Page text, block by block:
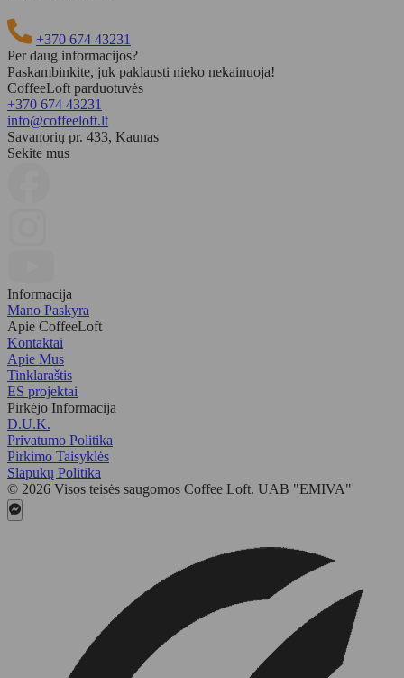
+370 674 43231
Per daug informacijos?
Paskambinkite, juk paklausti nieko nekainuoja!
CoffeeLoft parduotuvės
+370 674 43231
info@coffeeloft.lt
Savanorių pr. 433, Kaunas
Sekite mus
Informacija
Mano Paskyra
Apie CoffeeLoft
Kontaktai
Apie Mus
Tinklaraštis
ES projektai
Pirkėjo Informacija
D.U.K.
Privatumo Politika
Pirkimo Taisyklės
Slapukų Politika
© 2026 Visos teisės saugomos Coffee Loft. UAB "EMIVA"